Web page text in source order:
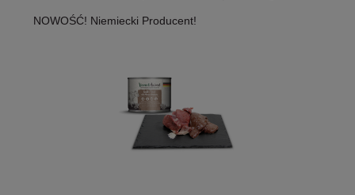
NOWOŚĆ! Niemiecki Producent!